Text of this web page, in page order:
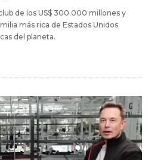
de los US$ 300.000 millones y
más rica de Estados Unidos
del planeta.